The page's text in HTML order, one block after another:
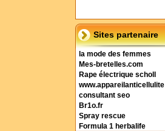
Sites partenaire
la mode des femmes
Mes-bretelles.com
Rape électrique scholl
www.appareilanticellulite
consultant seo
Br1o.fr
Spray rescue
Formula 1 herbalife